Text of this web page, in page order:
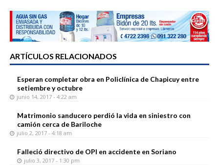
ARTÍCULOS RELACIONADOS
Esperan completar obra en Policlínica de Chapicuy entre
setiembre y octubre
junio 14, 2017 - 4:22 am
Matrimonio sanducero perdió la vida en siniestro con
camión cerca de Bariloche
julio 2, 2017 - 4:18 am
Falleció directivo de OPI en accidente en Soriano
julio 3, 2017 - 1:30 pm